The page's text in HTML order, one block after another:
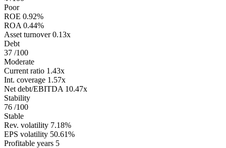
Poor
ROE 0.92%
ROA 0.44%
Asset turnover 0.13x
Debt
37 /100
Moderate
Current ratio 1.43x
Int. coverage 1.57x
Net debt/EBITDA 10.47x
Stability
76 /100
Stable
Rev. volatility 7.18%
EPS volatility 50.61%
Profitable years 5